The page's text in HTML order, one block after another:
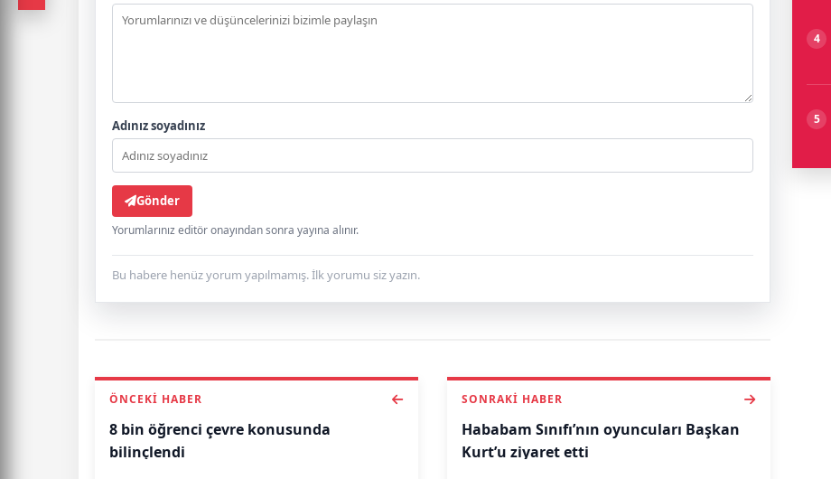
Adınız soyadınız
Gönder
Yorumlarınız editör onayından sonra yayına alınır.
Bu habere henüz yorum yapılmamış. İlk yorumu siz yazın.
ÖNCEKI HABER
8 bin öğrenci çevre konusunda
bilinçlendi
SONRAKI HABER
Hababam Sınıfı’nın oyuncuları Başkan
Kurt’u ziyaret etti
4
5